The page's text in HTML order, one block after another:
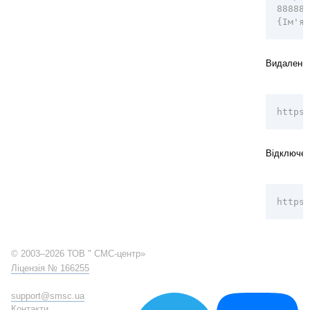
© 2003–2026 ТОВ " СМС-центр»
Ліцензія № 166255
support@smsc.ua